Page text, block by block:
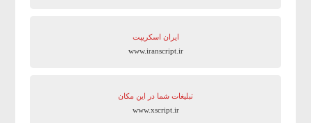
ایران اسکریپت
www.iranscript.ir
تبلیغات شما در این مکان
www.xscript.ir